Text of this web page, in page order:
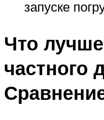
запуске
Что
частного